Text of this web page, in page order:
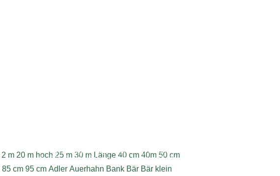
2 m 20 m hoch 25 m 30 m Länge 40 cm 40m 50 cm
85 cm 95 cm Adler Auerhahn Bank Bär Bär klein
Webdesign, Programmierung, Webhosting
© 2026 Roman Baumgartner | www.dieSeite.at